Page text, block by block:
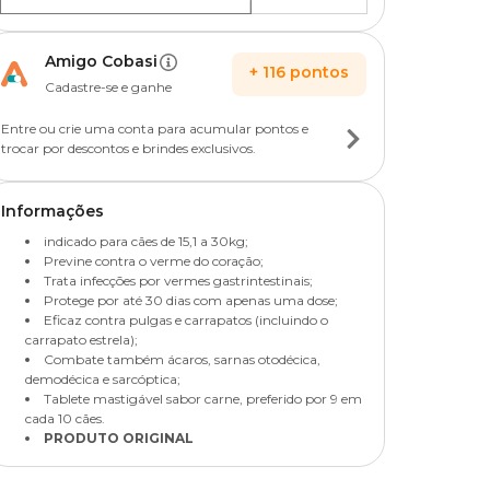
Amigo Cobasi
Cadastre-se e ganhe
+ 116 pontos
Entre ou crie uma conta para acumular pontos e
trocar por descontos e brindes exclusivos.
Informações
indicado para cães de 15,1 a 30kg;
Previne contra o verme do coração;
Trata infecções por vermes gastrintestinais;
Protege por até 30 dias com apenas uma dose;
Eficaz contra pulgas e carrapatos (incluindo o
carrapato estrela);
Combate também ácaros, sarnas otodécica,
demodécica e sarcóptica;
Tablete mastigável sabor carne, preferido por 9 em
cada 10 cães.
PRODUTO ORIGINAL